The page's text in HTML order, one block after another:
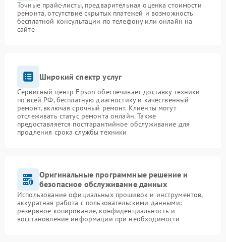
Точные прайс-листы, предварительная оценка стоимости
ремонта, отсутствие скрытых платежей и возможность
бесплатной консультации по телефону или онлайн на
сайте
Широкий спектр услуг
Сервисный центр Epson обеспечивает доставку техники
по всей РФ, бесплатную диагностику и качественный
ремонт, включая срочный ремонт. Клиенты могут
отслеживать статус ремонта онлайн. Также
предоставляется постгарантийное обслуживание для
продления срока службы техники
Оригинальные программные решение и
безопасное обслуживание данных
Использование официальных прошивок и инструментов,
аккуратная работа с пользовательскими данными:
резервное копирование, конфиденциальность и
восстановление информации при необходимости